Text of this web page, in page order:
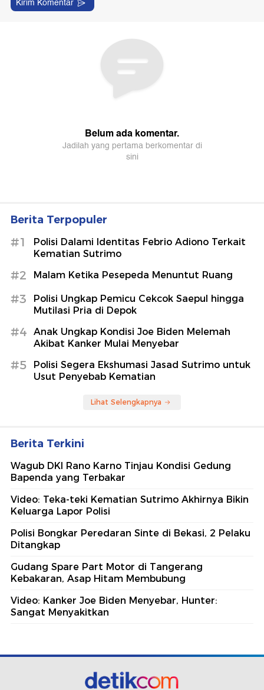
Berita Terpopuler
#1
Polisi Dalami Identitas Febrio Adiono Terkait
Kematian Sutrimo
#2 Malam Ketika Pesepeda Menuntut Ruang
#3
Polisi Ungkap Pemicu Cekcok Saepul hingga
Mutilasi Pria di Depok
#4
Anak Ungkap Kondisi Joe Biden Melemah
Akibat Kanker Mulai Menyebar
#5
Polisi Segera Ekshumasi Jasad Sutrimo untuk
Usut Penyebab Kematian
Lihat Selengkapnya
Berita Terkini
Wagub DKI Rano Karno Tinjau Kondisi Gedung
Bapenda yang Terbakar
Video: Teka-teki Kematian Sutrimo Akhirnya Bikin
Keluarga Lapor Polisi
Polisi Bongkar Peredaran Sinte di Bekasi, 2 Pelaku
Ditangkap
Gudang Spare Part Motor di Tangerang
Kebakaran, Asap Hitam Membubung
Video: Kanker Joe Biden Menyebar, Hunter:
Sangat Menyakitkan